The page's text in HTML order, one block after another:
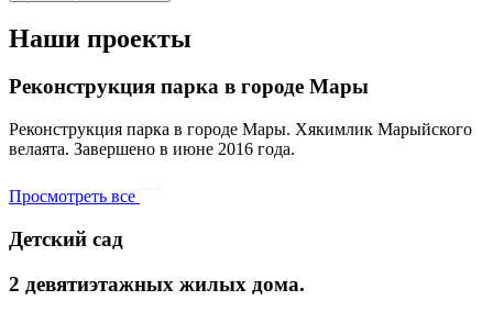
Наши проекты
Реконструкция парка в городе Мары
Реконструкция парка в городе Мары. Хякимлик Марыйского
велаята. Завершено в июне 2016 года.
Просмотреть все
Детский сад
2 девятиэтажных жилых дома.